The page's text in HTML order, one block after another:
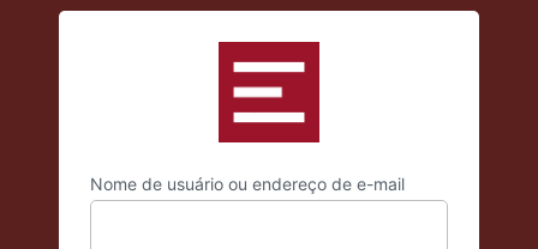
Acessar
Nome de usuário ou endereço de e-mail